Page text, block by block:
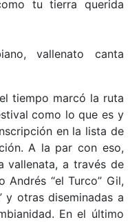
tu tierra querida
vallenato canta
tiempo marcó la ruta
como lo que es y
en la lista de
A la par con eso,
vallenata, a través de
Andrés “el Turco” Gil,
y otras diseminadas a
En el último